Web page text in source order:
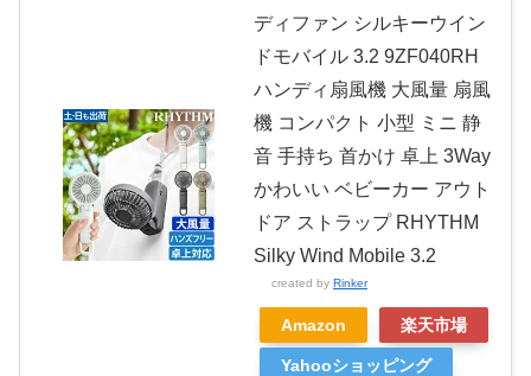
ディファン シルキーウイン
ドモバイル 3.2 9ZF040RH
ハンディ扇風機 大風量 扇風
機 コンパクト 小型 ミニ 静
音 手持ち 首かけ 卓上 3Way
かわいい ベビーカー アウト
ドア ストラップ RHYTHM
Silky Wind Mobile 3.2
created by Rinker
Amazon 楽天市場
Yahooショッピング